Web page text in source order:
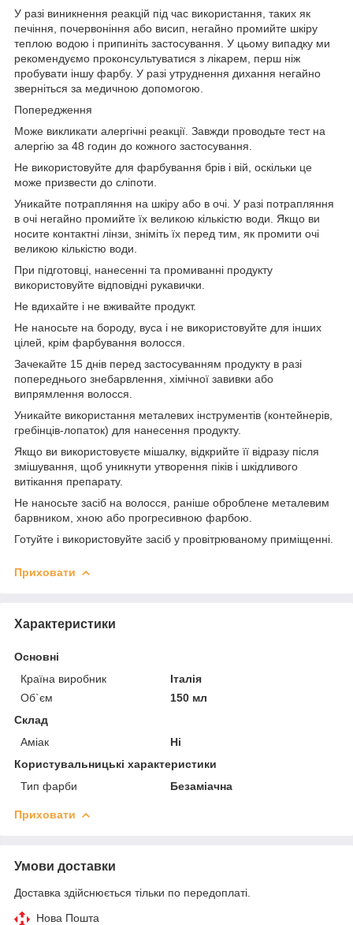
У разі виникнення реакцій під час використання, таких як
печіння, почервоніння або висип, негайно промийте шкіру
теплою водою і припиніть застосування. У цьому випадку ми
рекомендуємо проконсультуватися з лікарем, перш ніж
пробувати іншу фарбу. У разі утруднення дихання негайно
зверніться за медичною допомогою.
Попередження
Може викликати алергічні реакції. Завжди проводьте тест на
алергію за 48 годин до кожного застосування.
Не використовуйте для фарбування брів і вій, оскільки це
може призвести до сліпоти.
Уникайте потрапляння на шкіру або в очі. У разі потрапляння
в очі негайно промийте їх великою кількістю води. Якщо ви
носите контактні лінзи, зніміть їх перед тим, як промити очі
великою кількістю води.
При підготовці, нанесенні та промиванні продукту
використовуйте відповідні рукавички.
Не вдихайте і не вживайте продукт.
Не наносьте на бороду, вуса і не використовуйте для інших
цілей, крім фарбування волосся.
Зачекайте 15 днів перед застосуванням продукту в разі
попереднього знебарвлення, хімічної завивки або
випрямлення волосся.
Уникайте використання металевих інструментів (контейнерів,
гребінців-лопаток) для нанесення продукту.
Якщо ви використовуєте мішалку, відкрийте її відразу після
змішування, щоб уникнути утворення піків і шкідливого
витікання препарату.
Не наносьте засіб на волосся, раніше оброблене металевим
барвником, хною або прогресивною фарбою.
Готуйте і використовуйте засіб у провітрюваному приміщенні.
Приховати
Характеристики
Основні
Країна виробник
Італія
Об`єм
150 мл
Склад
Аміак
Ні
Користувальницькі характеристики
Тип фарби
Безаміачна
Приховати
Умови доставки
Доставка здійснюється тільки по передоплаті.
Нова Пошта